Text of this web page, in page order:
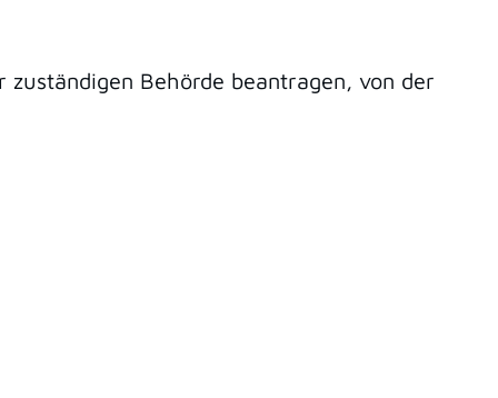
Behörde beantragen, von der